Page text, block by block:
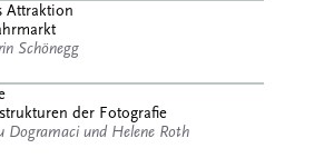
Attraktion
Schönegg
der Fotografie
Dogramaci und Helene Roth